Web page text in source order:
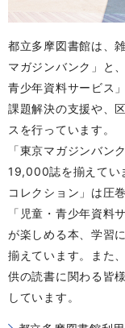
都立多摩図書館は、
マガジンバンク」と
青少年資料サービス
課題解決の支援や、
スを行っています。
「東京マガジンバン
19,000誌を揃えてい
コレクション」は圧巻
「児童・青少年資料
が楽しめる本、学習
揃えています。また
供の読書に関わる皆
しています。